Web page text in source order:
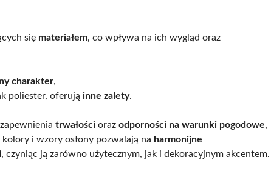
się materiałem, co wpływa na ich wygląd oraz
charakter,
poliester, oferują inne zalety.
trwałości oraz odporności na warunki pogodowe,
i wzory osłony pozwalają na harmonijne
, czyniąc ją zarówno użytecznym, jak i dekoracyjnym akcentem.